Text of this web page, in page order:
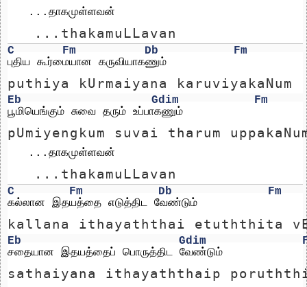
   ...தாகமுள்ளவன்
   ...thakamuLLavan
C Fm Db
Fm
புதிய கூர்மையான கருவியாகணும்
puthiya kUrmaiyana karuviyakaNum
Eb Gdim
Fm
பூமியெங்கும் சுவை தரும் உப்பாகணும்
pUmiyengkum suvai tharum
   ...தாகமுள்ளவன்
   ...thakamuLLavan
C Fm Db
Fm
கல்லான இதயத்தை எடுத்திட வேண்டும்
kallana ithayaththai etuththita
Eb Gdim
சதையான இதயத்தைப் பொருத்திட வேண்டும்
sathaiyana ithayaththaip